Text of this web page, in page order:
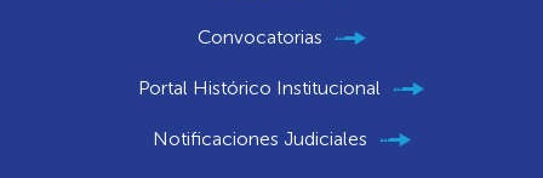
Convocatorias
Portal Histórico Institucional
Notificaciones Judiciales